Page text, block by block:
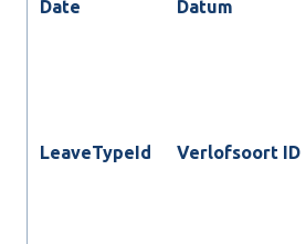
Date Datum
LeaveTypeId Verlofsoort ID